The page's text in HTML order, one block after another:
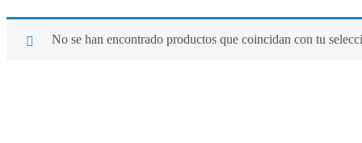
No se han encontrado productos que coincidan con tu